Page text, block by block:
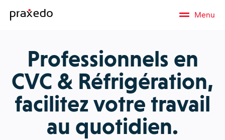
Menu
Professionnels en
CVC & Réfrigération,
facilitez votre travail
au quotidien.